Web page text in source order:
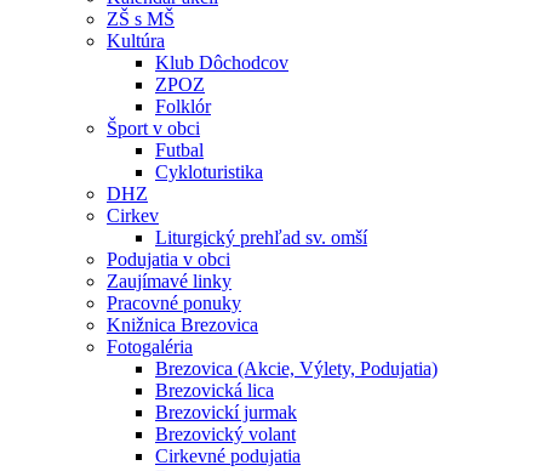
ZŠ s MŠ
Kultúra
Klub Dôchodcov
ZPOZ
Folklór
Šport v obci
Futbal
Cykloturistika
DHZ
Cirkev
Liturgický prehľad sv. omší
Podujatia v obci
Zaujímavé linky
Pracovné ponuky
Knižnica Brezovica
Fotogaléria
Brezovica (Akcie, Výlety, Podujatia)
Brezovická lica
Brezovickí jurmak
Brezovický volant
Cirkevné podujatia